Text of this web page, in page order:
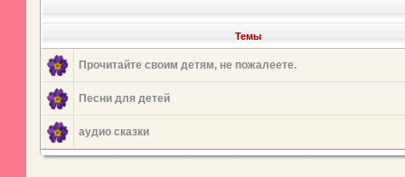
Темы
Прочитайте своим детям, не пожалеете.
Песни для детей
аудио сказки